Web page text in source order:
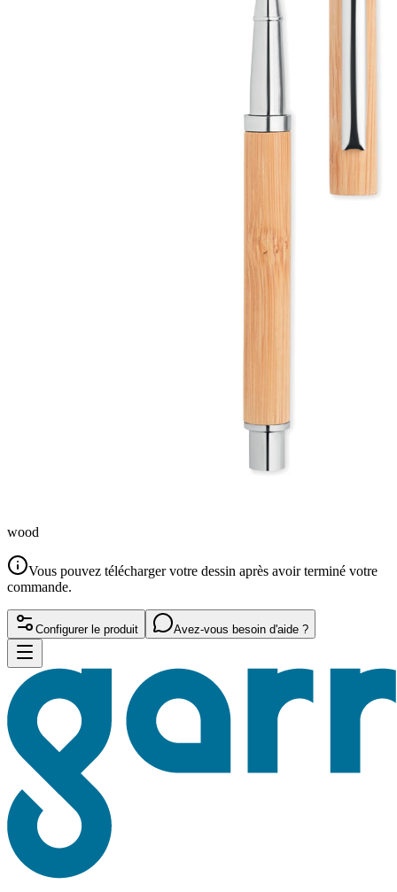
wood
Vous pouvez télécharger votre dessin après avoir terminé votre
commande.
Configurer le produit Avez-vous besoin d'aide ?